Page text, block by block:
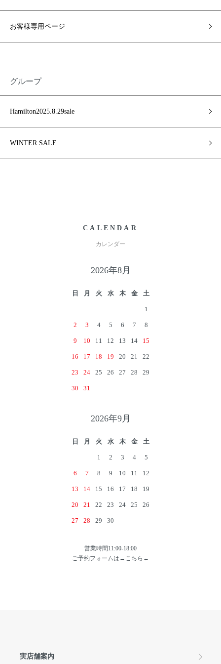
お客様専用ページ
グループ
Hamilton2025.8.29sale
WINTER SALE
CALENDAR
カレンダー
2026年8月
日 月 火 水 木 金 土
1
2 3 4 5 6 7 8
9 10 11 12 13 14 15
16 17 18 19 20 21 22
23 24 25 26 27 28 29
30 31
2026年9月
日 月 火 水 木 金 土
1 2 3 4 5
6 7 8 9 10 11 12
13 14 15 16 17 18 19
20 21 22 23 24 25 26
27 28 29 30
営業時間11:00-18:00
ご予約フォームは→ こちら ←
実店舗案内